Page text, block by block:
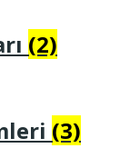
(2)
(3)